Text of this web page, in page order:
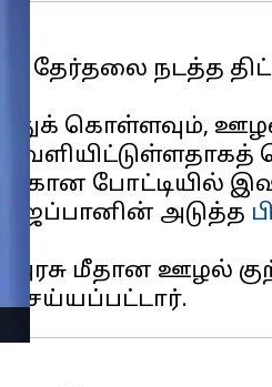
தேர்தலை நடத்த
கொள்ளவும்,
போட்டியில்
ஜப்பானின் அடுத்த
அரசு மீதான ஊழல்